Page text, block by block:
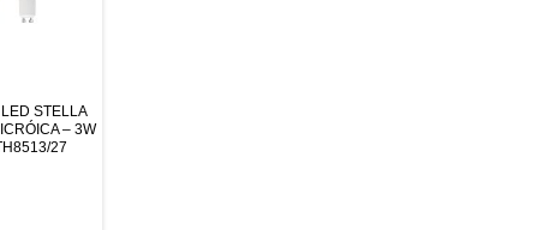
STELLA
– 3W
27